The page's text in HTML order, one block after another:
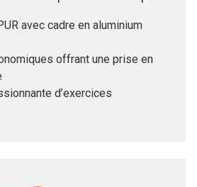
de la position du corps.
avec cadre en aluminium
offrant une prise en
d’exercices